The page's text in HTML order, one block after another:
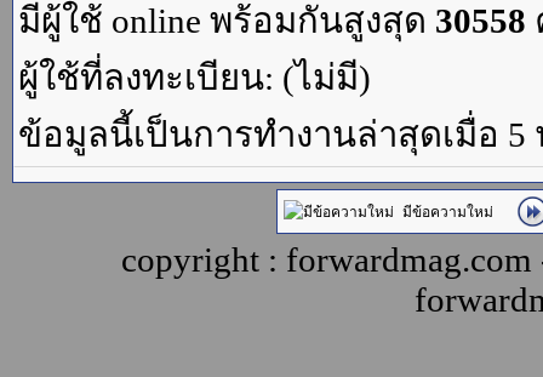
มีผู้ใช้ online พร้อมกันสูงสุด 30558
ผู้ใช้ที่ลงทะเบียน: (ไม่มี)
ข้อมูลนี้เป็นการทำงานล่าสุดเมื่อ 5
มีข้อความใหม่
copyright :